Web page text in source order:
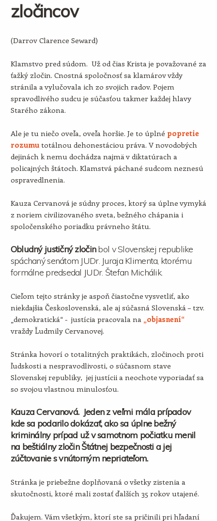
zločincov
(Darrov Clarence Seward)
Klamstvo pred súdom. Už od čias Krista je považované za
ťažký zločin. Cnostná spoločnosť sa klamárov vždy
stránila a vylučovala ich zo svojich radov. Pojem
spravodlivého sudcu je súčasťou takmer každej hlavy
Starého zákona.
Ale je tu niečo oveľa, oveľa horšie. Je to úplné popretie
rozumutotálnou dehonestáciou práva. V novodobých
dejinách k nemu dochádza najmä v diktatúrach a
policajných štátoch. Klamstvá páchané sudcom neznesú
ospravedlnenia.
Kauza Cervanová je súdny proces, ktorý sa úplne vymyká
z noriem civilizovaného sveta, bežného chápania i
spoločenského poriadku právneho štátu.
Obludný justičný zločinbol v Slovenskej republike
spáchaný senátom JUDr. Juraja Klimenta, ktorému
formálne predsedal JUDr. Štefan Michálik.
Cieľom tejto stránky je aspoň čiastočne vysvetliť, ako
niekdajšia Československá, ale aj súčasná Slovenská – tzv.
„demokratická“ - justícia pracovala na „objasnení“
vraždy Ľudmily Cervanovej.
Stránka hovorí o totalitných praktikách, zločinoch proti
ľudskosti a nespravodlivosti, o súčasnom stave
Slovenskej republiky, jej justícii a neochote vyporiadať sa
so svojou vlastnou minulosťou.
Kauza Cervanová. Jeden z veľmi mála prípadov
kde sa podarilo dokázať, ako sa úplne bežný
kriminálny prípad už v samotnom počiatku menil
na beštiálny zločin Štátnej bezpečnosti a jej
zúčtovanie s vnútorným nepriateľom.
Stránka je priebežne doplňovaná o všetky zistenia a
skutočnosti, ktoré mali zostať ďalších 35 rokov utajené.
Ďakujem. Vám všetkým, ktorí ste sa pričinili pri hľadaní